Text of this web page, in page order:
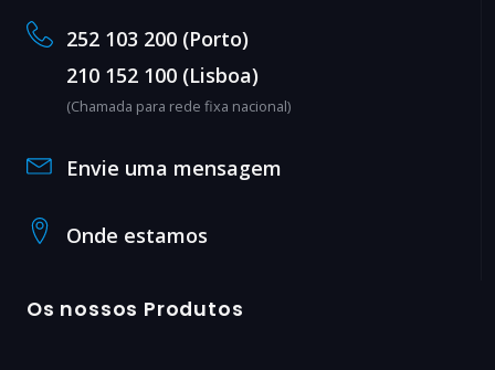
252 103 200 (Porto)
210 152 100 (Lisboa)
(Chamada para rede fixa nacional)
Envie uma mensagem
Onde estamos
Os nossos Produtos